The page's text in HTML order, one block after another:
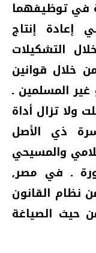
في توظيفهما
إعادة إنتاج
التشكيلات
خلال قوانين
المسلمين ـ
ولا تزال أداة
ذي الأصل
والمسيحي
ـ في مصر‏,‏
نظام القانون
حيث الصياغة